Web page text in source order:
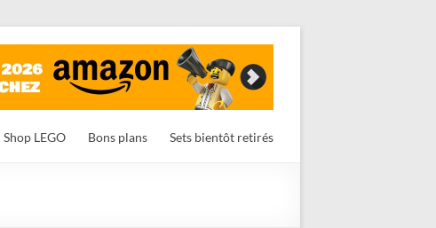
Shop LEGO Bons plans Sets bientôt retirés